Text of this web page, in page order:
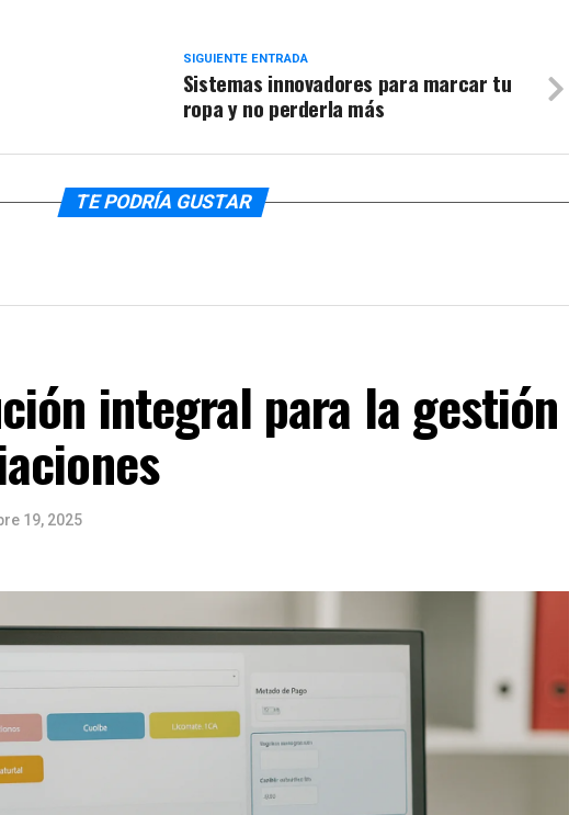
SIGUIENTE ENTRADA
Sistemas innovadores para marcar tu
ropa y no perderla más
TE PODRÍA GUSTAR
integral para la gestión
19, 2025